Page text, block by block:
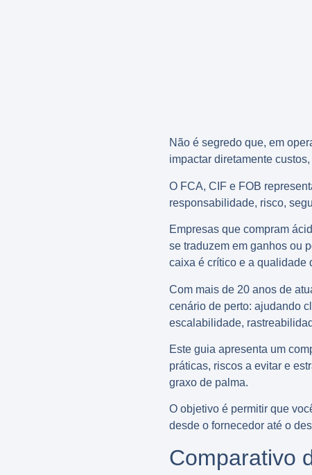
Não é segredo que, em
impactar diretamente
O FCA, CIF e FOB
responsabilidade, risco,
Empresas que compram
se traduzem em ganhos ou
caixa é crítico e a qualidade
Com mais de 20 anos de
cenário de perto: ajudando
escalabilidade,
Este guia apresenta um
práticas, riscos a evitar e
graxo de palma.
O objetivo é permitir que
desde o fornecedor até o
Comparativo